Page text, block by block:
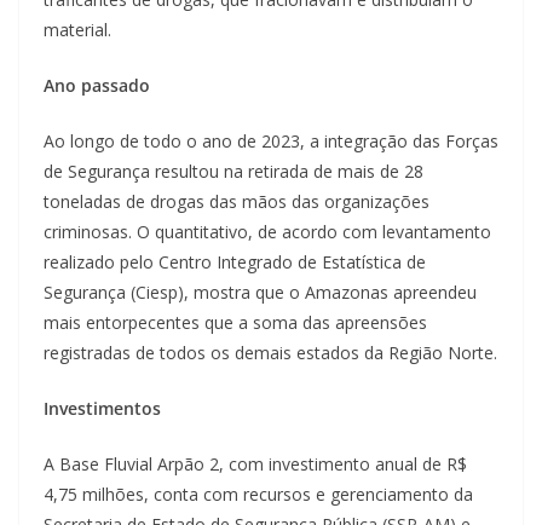
material.
Ano passado
Ao longo de todo o ano de 2023, a integração das Forças
de Segurança resultou na retirada de mais de 28
toneladas de drogas das mãos das organizações
criminosas. O quantitativo, de acordo com levantamento
realizado pelo Centro Integrado de Estatística de
Segurança (Ciesp), mostra que o Amazonas apreendeu
mais entorpecentes que a soma das apreensões
registradas de todos os demais estados da Região Norte.
Investimentos
A Base Fluvial Arpão 2, com investimento anual de R$
4,75 milhões, conta com recursos e gerenciamento da